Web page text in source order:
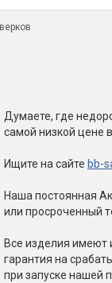
Петарды
Терочные
Фитильные
Корсары
Думаете, где
самой низкой цене
Ищите на сайте bb-
Наша постоянная
или просроченный
Все изделия имеют
гарантия на
при запуске нашей